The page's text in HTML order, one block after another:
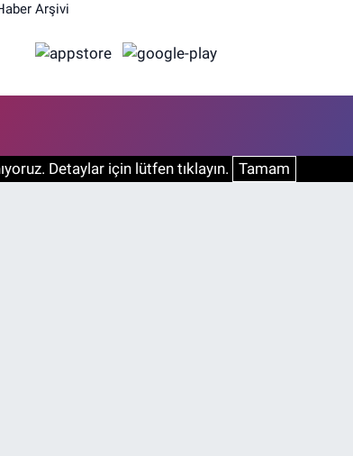
Arşivi
Detaylar için lütfen tıklayın. Tamam